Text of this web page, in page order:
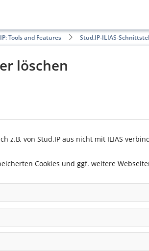
Tools and Features Stud.IP-ILIAS-
löschen
z.B. von Stud.IP aus nicht mit ILIAS
Cookies und ggf. weitere